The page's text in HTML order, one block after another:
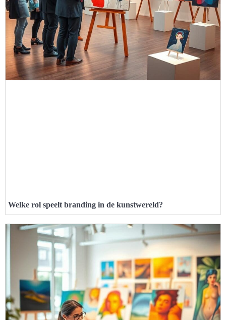
Welke rol speelt branding in de kunstwereld?